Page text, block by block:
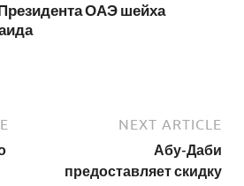
ОАЭ шейха
NEXT ARTICLE
Абу-Даби
предоставляет скидку